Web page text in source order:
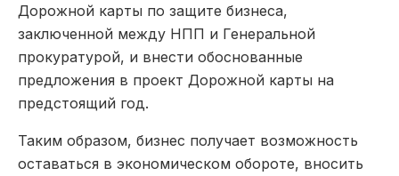
Дорожной карты по защите бизнеса,
заключенной между НПП и Генеральной
прокуратурой, и внести обоснованные
предложения в проект Дорожной карты на
предстоящий год.
Таким образом, бизнес получает возможность
оставаться в экономическом обороте, вносить